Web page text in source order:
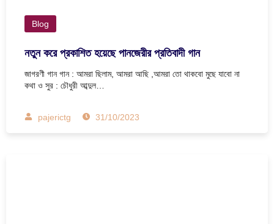
Blog
নতুন করে প্রকাশিত হয়েছে পানজেরীর প্রতিবাদী গান
জাগরণী গান গান : আমরা ছিলাম, আমরা আছি ,আমরা তো থাকবো মুছে যাবো না
কথা ও সুর : চৌধুরী আব্দুল…
pajerictg 31/10/2023